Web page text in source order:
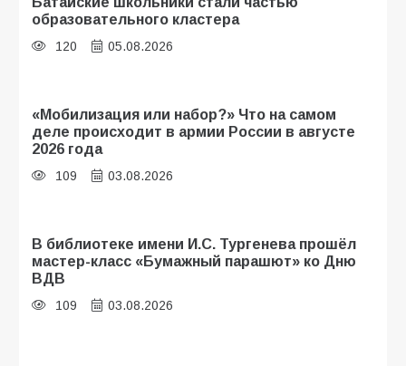
образовательного кластера
120 05.08.2026
«Мобилизация или набор?» Что на самом
деле происходит в армии России в августе
2026 года
109 03.08.2026
В библиотеке имени И.С. Тургенева прошёл
мастер-класс «Бумажный парашют» ко Дню
ВДВ
109 03.08.2026